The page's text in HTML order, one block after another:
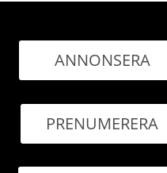
ANNONSERA
PRENUMERERA